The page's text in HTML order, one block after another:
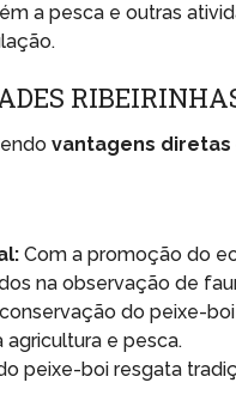
a pesca e outras
vantagens diretas
Com a promoção do
na observação de
do peixe-
e pesca.
peixe-boi resgata